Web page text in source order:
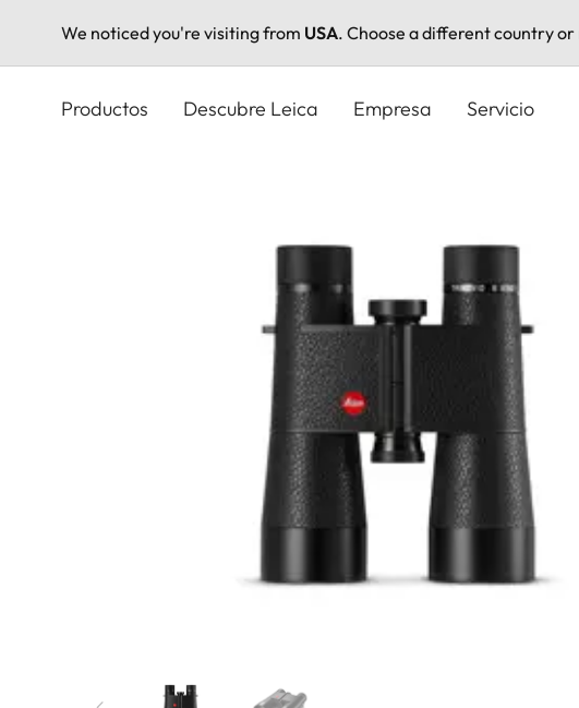
We noticed you're visiting from USA. Choose a different country
Productos Descubre Leica Empresa Servicio